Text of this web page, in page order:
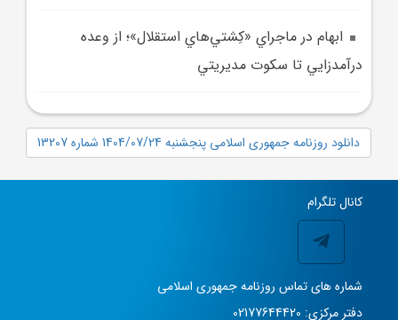
ابهام در ماجراي «کِشتي‌هاي استقلال»؛ از وعده
درآمدزايي تا سکوت مديريتي
دانلود روزنامه جمهوری اسلامی پنجشنبه 1404/07/24 شماره 13207
کانال تلگرام
شماره های تماس روزنامه جمهوری اسلامی
دفتر مرکزی: 02177644420